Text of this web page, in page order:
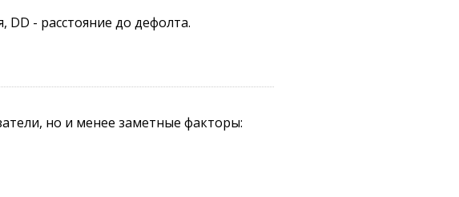
DD - расстояние до дефолта.
но и менее заметные факторы: